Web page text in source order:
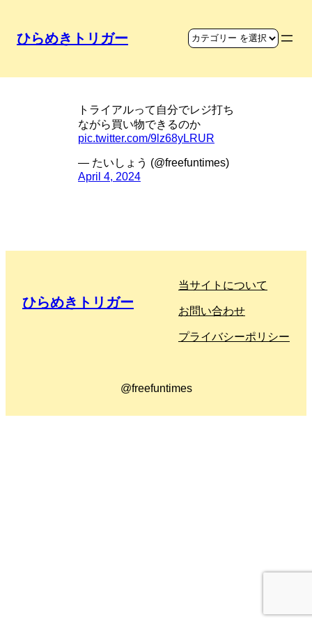
ひらめきトリガー
トライアルって自分でレジ打ち
ながら買い物できるのか
pic.twitter.com/9lz68yLRUR
— たいしょう (@freefuntimes)
April 4, 2024
ひらめきトリガー
当サイトについて
お問い合わせ
プライバシーポリシー
@freefuntimes